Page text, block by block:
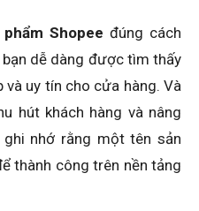
Shopee đúng cách
dễ dàng được tìm thấy
uy tín cho cửa hàng. Và
hút khách hàng và nâng
ghi nhớ rằng một tên sản
thành công trên nền tảng